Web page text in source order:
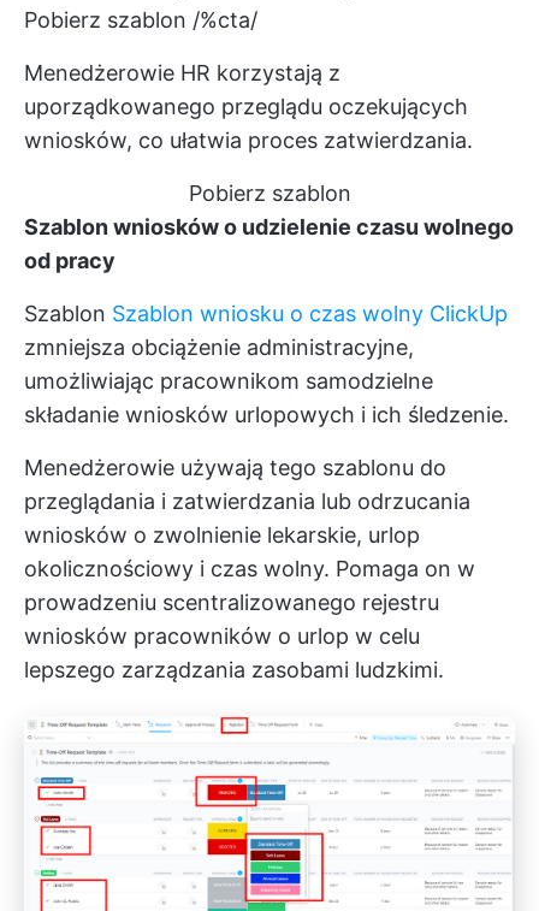
Pobierz szablon /%cta/
Menedżerowie HR korzystają z
uporządkowanego przeglądu oczekujących
wniosków, co ułatwia proces zatwierdzania.
Pobierz szablon
Szablon wniosków o udzielenie czasu wolnego
od pracy
Szablon Szablon wniosku o czas wolny ClickUp
zmniejsza obciążenie administracyjne,
umożliwiając pracownikom samodzielne
składanie wniosków urlopowych i ich śledzenie.
Menedżerowie używają tego szablonu do
przeglądania i zatwierdzania lub odrzucania
wniosków o zwolnienie lekarskie, urlop
okolicznościowy i czas wolny. Pomaga on w
prowadzeniu scentralizowanego rejestru
wniosków pracowników o urlop w celu
lepszego zarządzania zasobami ludzkimi.